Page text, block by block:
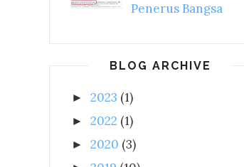
Penerus Bangsa
BLOG ARCHIVE
► 2023 (1)
► 2022 (1)
► 2020 (3)